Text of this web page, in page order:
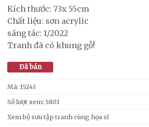
Kích thước: 73x 55cm
Chất liệu: sơn acrylic
sáng tác: 1/2022
Tranh đã có khung gỗ!
Đã bán
Mã: 15243
Số lượt xem: 5801
Xem bộ sưu tập tranh cùng họa sĩ